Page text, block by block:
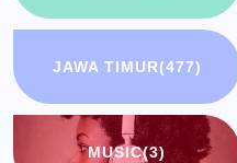
JAWA TIMUR(477)
MUSIC(3)